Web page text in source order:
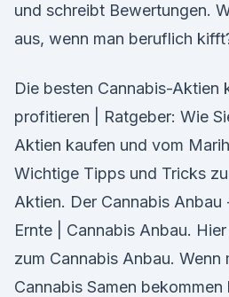
und schreibt Bewertungen.
aus, wenn man beruflich
Die besten Cannabis-Aktien
profitieren | Ratgeber: Wie
Aktien kaufen und vom
Wichtige Tipps und Tricks
Aktien. Der Cannabis
Ernte | Cannabis Anbau.
zum Cannabis Anbau. Wenn
Cannabis Samen